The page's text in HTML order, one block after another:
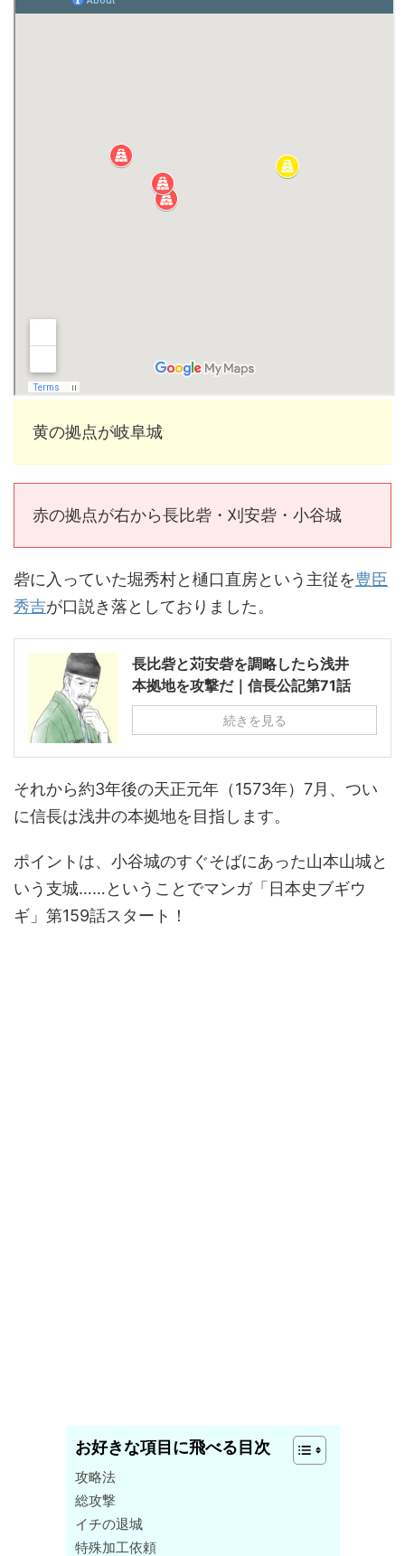
黄の拠点が岐阜城
赤の拠点が右から長比砦・刈安砦・小谷城
砦に入っていた堀秀村と樋口直房という主従を豊臣
秀吉が口説き落としておりました。
長比砦と苅安砦を調略したら浅井
本拠地を攻撃だ｜信長公記第71話
続きを見る
それから約3年後の天正元年（1573年）7月、つい
に信長は浅井の本拠地を目指します。
ポイントは、小谷城のすぐそばにあった山本山城と
いう支城……ということでマンガ「日本史ブギウ
ギ」第159話スタート！
お好きな項目に飛べる目次
攻略法
総攻撃
イチの退城
特殊加工依頼